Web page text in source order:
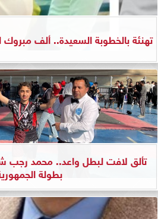
تهنئة بالخطوبة السعيدة.. ألف
تألق لافت لبطل واعد.. محمد رجب
بطولة